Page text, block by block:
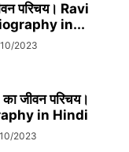
परिचय। Ravi
in...
2023
जीवन परिचय।
in Hindi
2023